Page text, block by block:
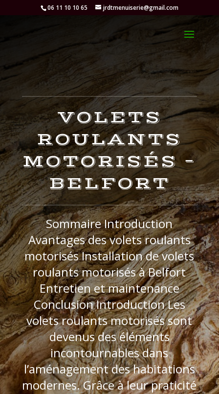
06 11 10 10 65 jrdtmenuiserie@gmail.com
VOLETS
ROULANTS
MOTORISÉS –
BELFORT
Sommaire Introduction
Avantages des volets roulants
motorisés Installation de volets
roulants motorisés à Belfort
Entretien et maintenance
Conclusion Introduction Les
volets roulants motorisés sont
devenus des éléments
incontournables dans
l’aménagement des habitations
modernes. Grâce à leur praticité